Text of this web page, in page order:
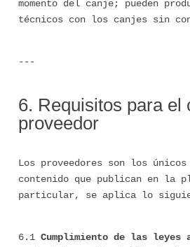
momento del canje; pueden
técnicos con los canjes sin
---
6. Requisitos para el
proveedor
Los proveedores son los
contenido que publican en la
particular, se aplica lo
6.1 Cumplimiento de las leyes